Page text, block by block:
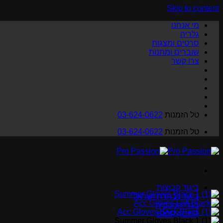
Skip to content
מי אנחנו
גלריה
סרטים ומצגות
שוברים ומתנות
צרו קשר
טל הזמנות 03-624-0622
טל הזמנות 03-624-0622
ביגוד קבוצות
ביגוד נבחרת ישראל
בגדי המכביה
BIORACER